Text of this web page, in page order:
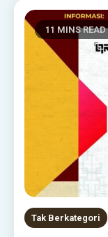
11 MINS READ
Tak Berkategori